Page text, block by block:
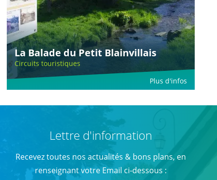
La Balade du Petit Blainvillais
Circuits touristiques
Plus d'infos
Lettre d'information
Recevez toutes nos actualités & bons plans, en
renseignant votre Email ci-dessous :